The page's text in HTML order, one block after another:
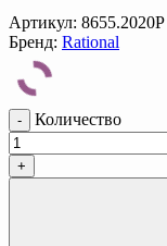
Артикул: 8655.2020P
Бренд: Rational
- Количество
+